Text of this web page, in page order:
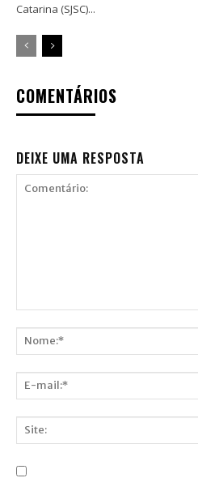
Catarina (SJSC)...
COMENTÁRIOS
DEIXE UMA RESPOSTA
mail:*